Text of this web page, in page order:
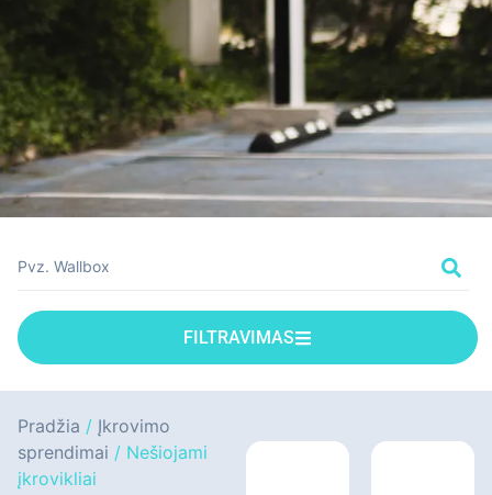
FILTRAVIMAS
Pradžia / Įkrovimo
sprendimai / Nešiojami
įkrovikliai